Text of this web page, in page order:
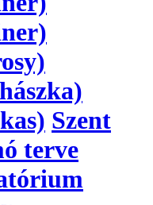
Szent
terve